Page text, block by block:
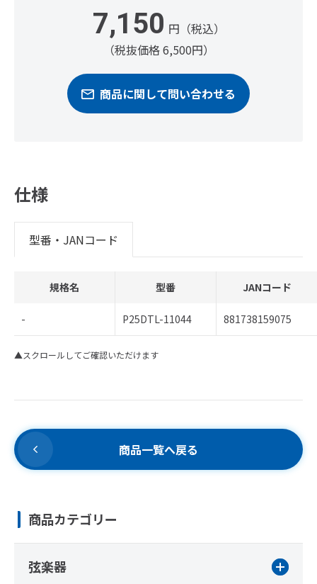
7,150 円（税込）
（税抜価格 6,500円）
商品に関して問い合わせる
仕様
型番・JANコード
規格名 型番 JANコード
- P25DTL-11044 881738159075
▲スクロールしてご確認いただけます
商品一覧へ戻る
商品カテゴリー
弦楽器